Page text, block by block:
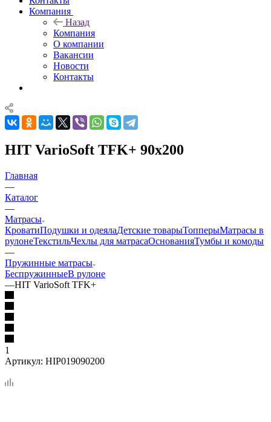
Компания
Назад
Компания
О компании
Вакансии
Новости
Контакты
HIT VarioSoft TFK+ 90x200
Главная
—
Каталог
—
Матрасы
КроватиПодушки и одеялаДетские товарыТопперыМатрасы в
рулонеТекстильЧехлы для матрасаОснованияТумбы и комоды
—
Пружинные матрасы
БеспружинныеВ рулоне
—HIT VarioSoft TFK+
1
Артикул: HIP019090200